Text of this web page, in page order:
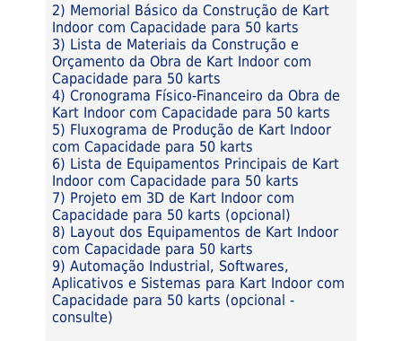
2) Memorial Básico da Construção de Kart
Indoor com Capacidade para 50 karts
3) Lista de Materiais da Construção e
Orçamento da Obra de Kart Indoor com
Capacidade para 50 karts
4) Cronograma Físico-Financeiro da Obra de
Kart Indoor com Capacidade para 50 karts
5) Fluxograma de Produção de Kart Indoor
com Capacidade para 50 karts
6) Lista de Equipamentos Principais de Kart
Indoor com Capacidade para 50 karts
7) Projeto em 3D de Kart Indoor com
Capacidade para 50 karts (opcional)
8) Layout dos Equipamentos de Kart Indoor
com Capacidade para 50 karts
9) Automação Industrial, Softwares,
Aplicativos e Sistemas para Kart Indoor com
Capacidade para 50 karts (opcional -
consulte)